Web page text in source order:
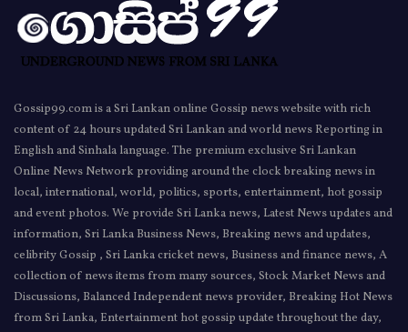
Gossip99.com is a Sri Lankan online Gossip news website with rich
content of 24 hours updated Sri Lankan and world news Reporting in
English and Sinhala language. The premium exclusive Sri Lankan
Online News Network providing around the clock breaking news in
local, international, world, politics, sports, entertainment, hot gossip
and event photos. We provide Sri Lanka news, Latest News updates and
information, Sri Lanka Business News, Breaking news and updates,
celibrity Gossip , Sri Lanka cricket news, Business and finance news, A
collection of news items from many sources, Stock Market News and
Discussions, Balanced Independent news provider, Breaking Hot News
from Sri Lanka, Entertainment hot gossip update throughout the day,